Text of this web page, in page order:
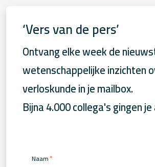
‘Vers van de pers’
Ontvang elke week de
wetenschappelijke inzichten
verloskunde in je mailbox.
Bijna 4.000 collega's gingen
Naam*